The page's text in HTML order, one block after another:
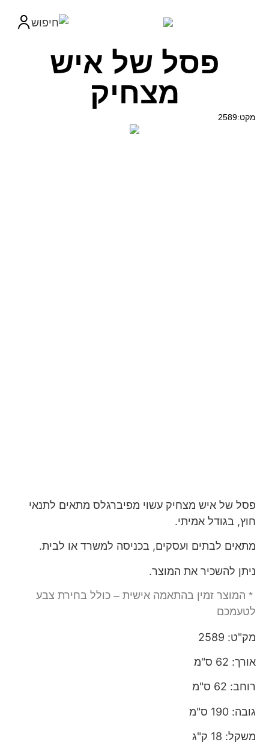
פסל של איש
מצחיק
מקט:2589
פסל של איש מצחיק עשוי מפיברגלס מתאים לתנאי
חוץ, בגודל אמיתי.
מתאים לבתים ועסקים, בכניסה למשרד או לבית.
ניתן להשכיר את המוצר.
* המוצר זמין בהתאמה אישית – כולל בחירת צבע
לטעמכם
מק"ט: 2589
אורך: 62 ס"מ
רוחב: 62 ס"מ
גובה: 190 ס"מ
משקל: 18 ק"ג